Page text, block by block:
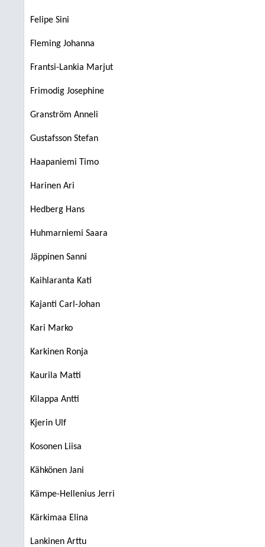
Felipe Sini
Fleming Johanna
Frantsi-Lankia Marjut
Frimodig Josephine
Granström Anneli
Gustafsson Stefan
Haapaniemi Timo
Harinen Ari
Hedberg Hans
Huhmarniemi Saara
Jäppinen Sanni
Kaihlaranta Kati
Kajanti Carl-Johan
Kari Marko
Karkinen Ronja
Kaurila Matti
Kilappa Antti
Kjerin Ulf
Kosonen Liisa
Kähkönen Jani
Kämpe-Hellenius Jerri
Kärkimaa Elina
Lankinen Arttu